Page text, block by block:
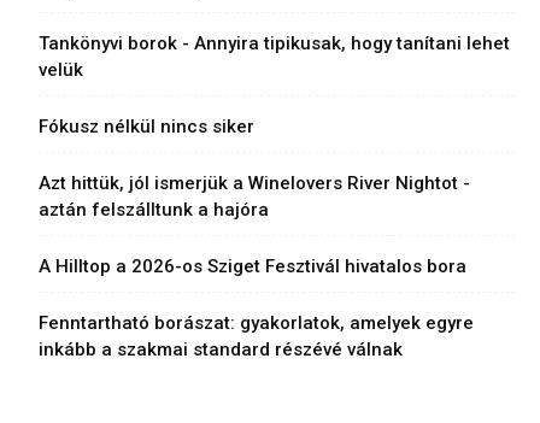
Tankönyvi borok - Annyira tipikusak, hogy tanítani lehet
velük
Fókusz nélkül nincs siker
Azt hittük, jól ismerjük a Winelovers River Nightot -
aztán felszálltunk a hajóra
A Hilltop a 2026-os Sziget Fesztivál hivatalos bora
Fenntartható borászat: gyakorlatok, amelyek egyre
inkább a szakmai standard részévé válnak